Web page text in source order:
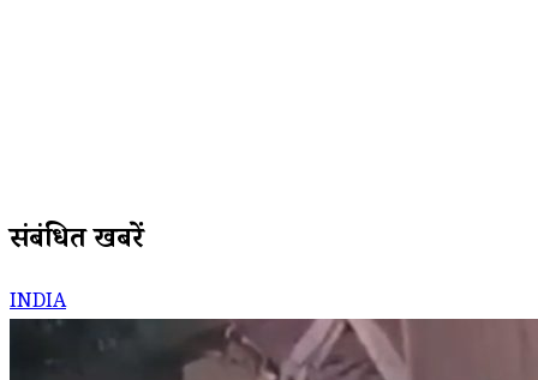
संबंधित खबरें
INDIA